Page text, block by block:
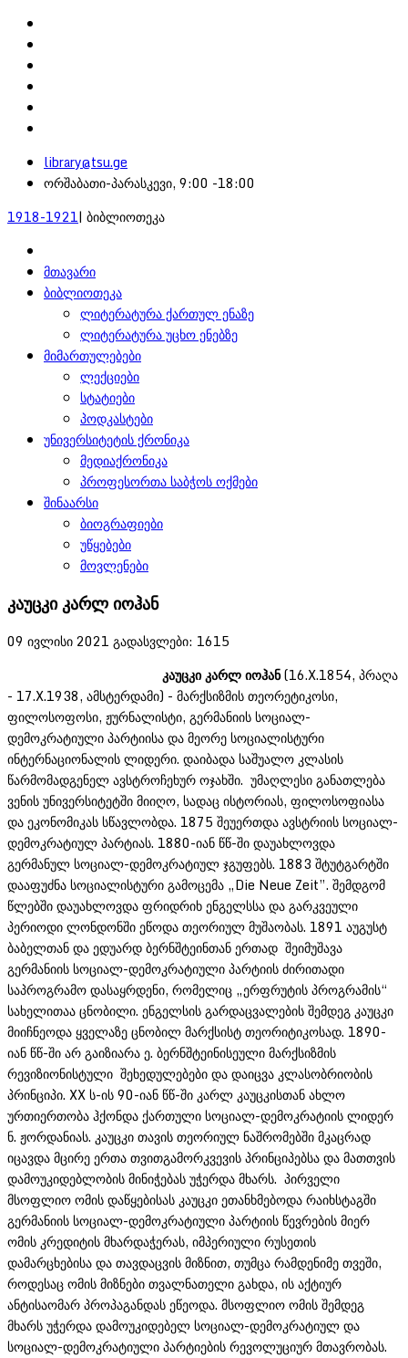
library@tsu.ge
ორშაბათი-პარასკევი, 9:00 -18:00
1918-1921| ბიბლიოთეკა
მთავარი
ბიბლიოთეკა
ლიტერატურა ქართულ ენაზე
ლიტერატურა უცხო ენებზე
მიმართულებები
ლექციები
სტატიები
პოდკასტები
უნივერსიტეტის ქრონიკა
მედიაქრონიკა
პროფესორთა საბჭოს ოქმები
შინაარსი
ბიოგრაფიები
უწყებები
მოვლენები
კაუცკი კარლ იოჰან
09 ივლისი 2021 გადასვლები: 1615
კაუცკი კარლ იოჰან(16.X.1854, პრაღა
- 17.X.1938, ამსტერდამი) - მარქსიზმის თეორეტიკოსი,
ფილოსოფოსი, ჟურნალისტი, გერმანიის სოციალ-
დემოკრატიული პარტიისა და მეორე სოციალისტური
ინტერნაციონალის ლიდერი. დაიბადა საშუალო კლასის
წარმომადგენელ ავსტროჩეხურ ოჯახში. უმაღლესი განათლება
ვენის უნივერსიტეტში მიიღო, სადაც ისტორიას, ფილოსოფიასა
და ეკონომიკას სწავლობდა. 1875 შეუერთდა ავსტრიის სოციალ-
დემოკრატიულ პარტიას. 1880-იან წწ-ში დაუახლოვდა
გერმანულ სოციალ-დემოკრატიულ ჯგუფებს. 1883 შტუტგარტში
დააფუძნა სოციალისტური გამოცემა „Die Neue Zeit”. შემდგომ
წლებში დაუახლოვდა ფრიდრიხ ენგელსსა და გარკვეული
პერიოდი ლონდონში ეწოდა თეორიულ მუშაობას. 1891 აუგუსტ
ბაბელთან და ედუარდ ბერნშტეინთან ერთად შეიმუშავა
გერმანიის სოციალ-დემოკრატიული პარტიის ძირითადი
საპროგრამო დასაყრდენი, რომელიც „ერფრუტის პროგრამის“
სახელითაა ცნობილი. ენგელსის გარდაცვალების შემდეგ კაუცკი
მიიჩნეოდა ყველაზე ცნობილ მარქსისტ თეორიტიკოსად. 1890-
იან წწ-ში არ გაიზიარა ე. ბერნშტეინისეული მარქსიზმის
რევიზიონისტული შეხედულებები და დაიცვა კლასობრიობის
პრინციპი. XX ს-ის 90-იან წწ-ში კარლ კაუცკისთან ახლო
ურთიერთობა ჰქონდა ქართული სოციალ-დემოკრატიის ლიდერ
ნ. ჟორდანიას. კაუცკი თავის თეორიულ ნაშრომებში მკაცრად
იცავდა მცირე ერთა თვითგამორკვევის პრინციპებსა და მათთვის
დამოუკიდებლობის მინიჭებას უჭერდა მხარს. პირველი
მსოფლიო ომის დაწყებისას კაუცკი ეთანხმებოდა რაიხსტაგში
გერმანიის სოციალ-დემოკრატიული პარტიის წევრების მიერ
ომის კრედიტის მხარდაჭერას, იმპერიული რუსეთის
დამარცხებისა და თავდაცვის მიზნით, თუმცა რამდენიმე თვეში,
როდესაც ომის მიზნები თვალნათელი გახდა, ის აქტიურ
ანტისაომარ პროპაგანდას ეწეოდა. მსოფლიო ომის შემდეგ
მხარს უჭერდა დამოუკიდებელ სოციალ-დემოკრატიულ და
სოციალ-დემოკრატიული პარტიების რევოლუციურ მთავრობას.